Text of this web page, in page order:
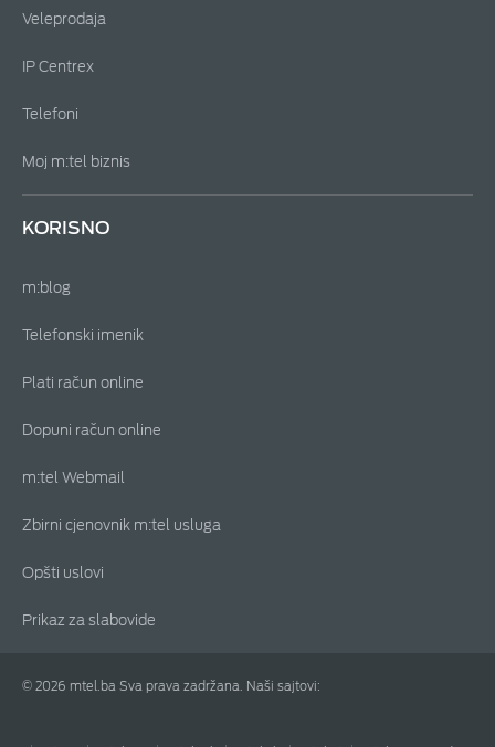
Veleprodaja
IP Centrex
Telefoni
Moj m:tel biznis
KORISNO
m:blog
Telefonski imenik
Plati račun online
Dopuni račun online
m:tel Webmail
Zbirni cjenovnik m:tel usluga
Opšti uslovi
Prikaz za slabovide
© 2026 mtel.ba Sva prava zadržana. Naši sajtovi: